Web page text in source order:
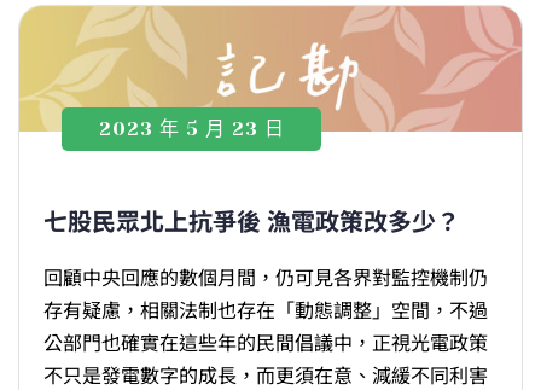
2023 年 5 月 23 日
七股民眾北上抗爭後 漁電政策改多少？
回顧中央回應的數個月間，仍可見各界對監控機制仍
存有疑慮，相關法制也存在「動態調整」空間，不過
公部門也確實在這些年的民間倡議中，正視光電政策
不只是發電數字的成長，而更須在意、減緩不同利害